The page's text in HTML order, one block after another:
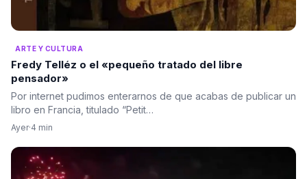
ARTE Y CULTURA
Fredy Telléz o el «pequeño tratado del libre
pensador»
Por internet pudimos enterarnos de que acabas de publicar un
libro en Francia, titulado “Petit…
Ayer·4 min